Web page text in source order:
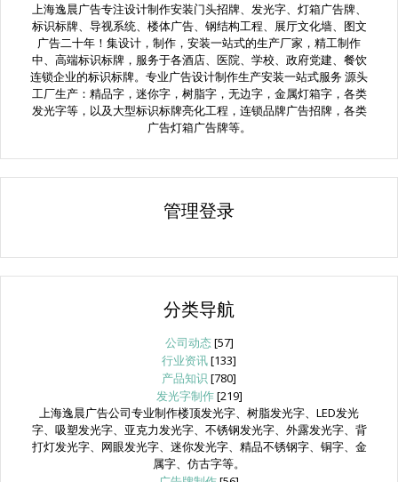
上海逸晨广告专注设计制作安装门头招牌、发光字、灯箱广告牌、
标识标牌、导视系统、楼体广告、钢结构工程、展厅文化墙、图文
广告二十年！集设计，制作，安装一站式的生产厂家，精工制作
中、高端标识标牌，服务于各酒店、医院、学校、政府党建、餐饮
连锁企业的标识标牌。专业广告设计制作生产安装一站式服务 源头
工厂生产：精品字，迷你字，树脂字，无边字，金属灯箱字，各类
发光字等，以及大型标识标牌亮化工程，连锁品牌广告招牌，各类
广告灯箱广告牌等。
管理登录
分类导航
公司动态[57]
行业资讯[133]
产品知识 [780]
发光字制作[219]
上海逸晨广告公司专业制作楼顶发光字、树脂发光字、LED发光
字、吸塑发光字、亚克力发光字、不锈钢发光字、外露发光字、背
打灯发光字、网眼发光字、迷你发光字、精品不锈钢字、铜字、金
属字、仿古字等。